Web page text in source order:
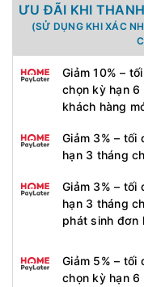
ƯU ĐÃI KHI
(SỬ DỤNG KHI XÁC
Giảm 10% –
chọn kỳ hạn 6
khách hàng
Giảm 3% –
hạn 3 tháng
Giảm 3% –
hạn 3 tháng
phát sinh đơn
Giảm 5% –
chọn kỳ hạn 6